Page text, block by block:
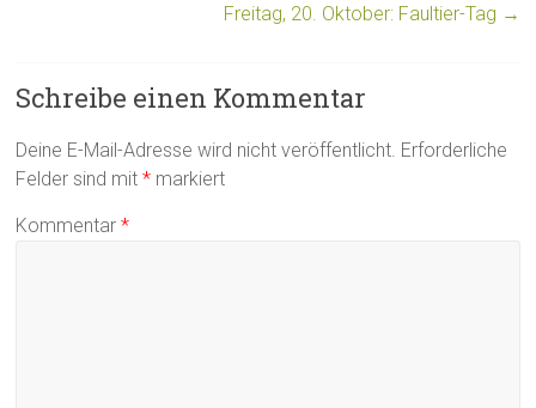
Freitag, 20. Oktober: Faultier-Tag →
Schreibe einen Kommentar
Deine E-Mail-Adresse wird nicht veröffentlicht. Erforderliche
Felder sind mit* markiert
Kommentar*